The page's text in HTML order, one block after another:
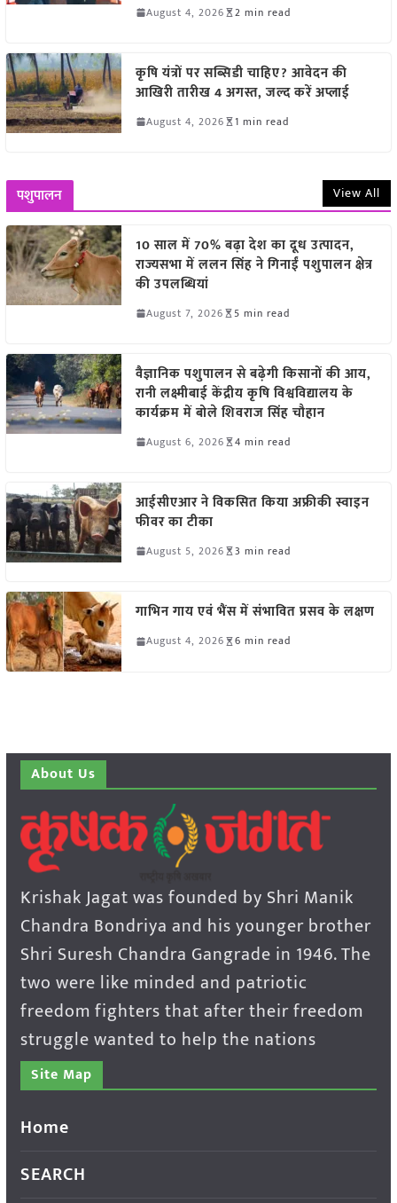
August 4, 2026 2 min read
कृषि यंत्रों पर सब्सिडी चाहिए? आवेदन की
आखिरी तारीख 4 अगस्त, जल्द करें अप्लाई
August 4, 2026 1 min read
पशुपालन View All
10 साल में 70% बढ़ा देश का दूध उत्पादन,
राज्यसभा में ललन सिंह ने गिनाईं पशुपालन क्षेत्र
की उपलब्धियां
August 7, 2026 5 min read
वैज्ञानिक पशुपालन से बढ़ेगी किसानों की आय,
रानी लक्ष्मीबाई केंद्रीय कृषि विश्वविद्यालय के
कार्यक्रम में बोले शिवराज सिंह चौहान
August 6, 2026 4 min read
आईसीएआर ने विकसित किया अफ्रीकी स्वाइन
फीवर का टीका
August 5, 2026 3 min read
गाभिन गाय एवं भैंस में संभावित प्रसव के लक्षण
August 4, 2026 6 min read
About Us
Krishak Jagat was founded by Shri Manik
Chandra Bondriya and his younger brother
Shri Suresh Chandra Gangrade in 1946. The
two were like minded and patriotic
freedom fighters that after their freedom
struggle wanted to help the nations
Site Map
Home
SEARCH